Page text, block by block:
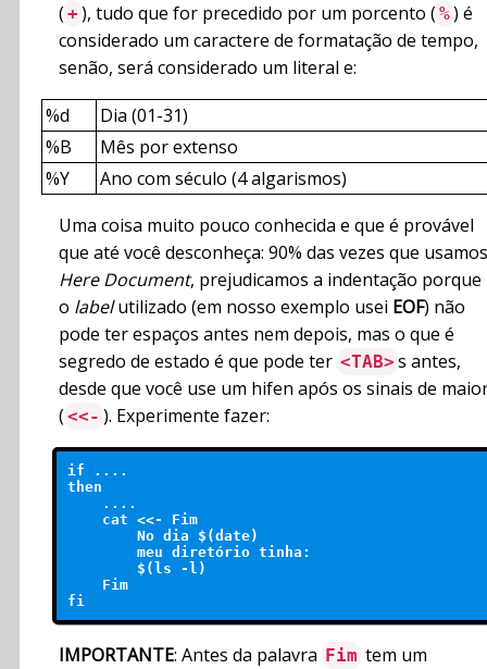
(+ ), tudo que for precedido por um porcento (%) é
considerado um caractere de formatação de tempo,
senão, será considerado um literal e:
%d
Dia (01-31)
%B
Mês por extenso
%Y
Ano com século (4 algarismos)
Uma coisa muito pouco conhecida e que é provável
que até você desconheça: 90% das vezes que usamos
Here Document, prejudicamos a indentação porque
o labelutilizado (em nosso exemplo usei EOF) não
pode ter espaços antes nem depois, mas o que é
segredo de estado é que pode ter <TAB> s antes,
desde que você use um hifen após os sinais de
(<<- ). Experimente fazer:
if ....
then
    ....
    cat <<- Fim
        No dia $(date)
        meu diretório tinha:
        $(ls -l)
    Fim
fi
IMPORTANTE: Antes da palavra Fim tem um